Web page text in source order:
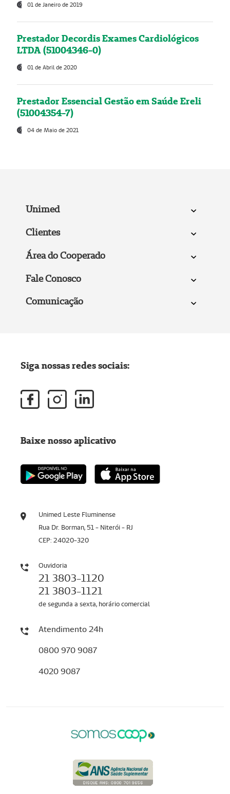
01 de Janeiro de 2019
Prestador Decordis Exames Cardiológicos
LTDA (51004346-0)
01 de Abril de 2020
Prestador Essencial Gestão em Saúde Ereli
(51004354-7)
04 de Maio de 2021
Unimed
Clientes
Área do Cooperado
Fale Conosco
Comunicação
Unimed Leste Fluminense
Rua Dr. Borman, 51 - Niterói - RJ
CEP: 24020-320
Ouvidoria
21 3803-1120
21 3803-1121
de segunda a sexta, horário comercial
Atendimento 24h
0800 970 9087
4020 9087
Siga nossas redes sociais:
Baixe nosso aplicativo